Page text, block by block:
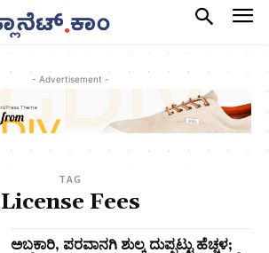
- Advertisement -
TAG
License Fees
ಅಬಕಾರಿ, ಪರವಾನಗಿ ಶುಲ್ಕ ದುಪ್ಪಟ್ಟು ಹೆಚ್ಚಳ;